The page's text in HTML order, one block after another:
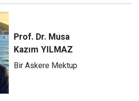
Prof. Dr. Musa
Kazım YILMAZ
Bir Askere Mektup